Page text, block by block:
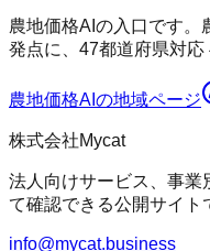
農地価格AIの入口です。
発点に、47都道府県対
農地価格AI の地域ページ
株式会社Mycat
法人向けサービス、事業
て確認できる公開サイト
info@mycat.business